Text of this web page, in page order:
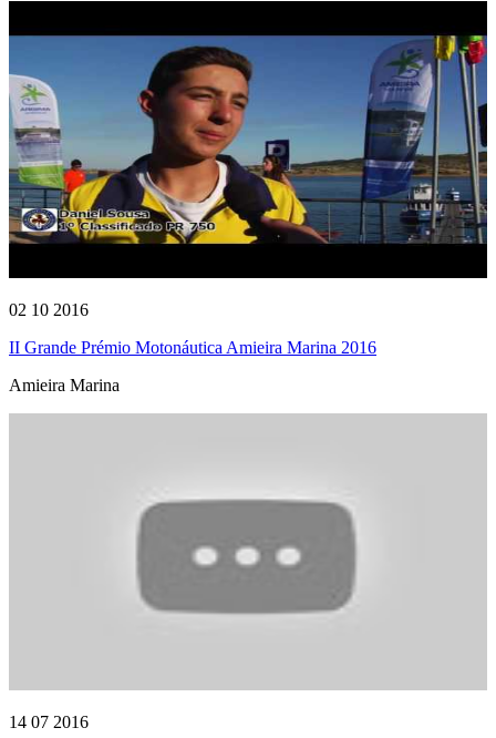
02 10 2016
II Grande Prémio Motonáutica Amieira Marina 2016
Amieira Marina
14 07 2016